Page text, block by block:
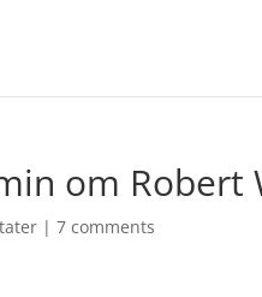
om Robert
|7 comments